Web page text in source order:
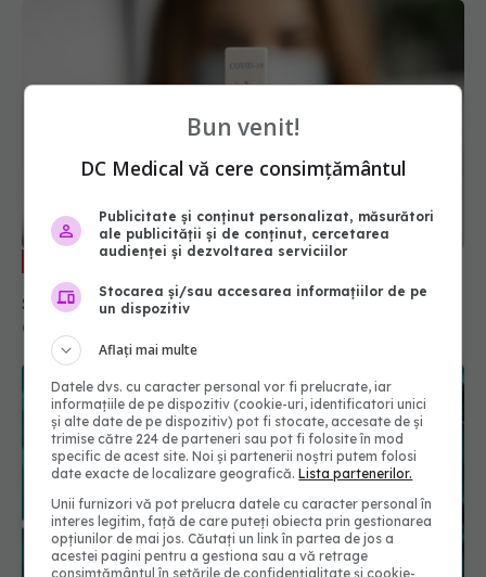
EXCLUSIV Ce să faci după un test pozitiv COVID-
19. Cât timp mai trebuie să te izolezi. Prof. dr.
Simin Aysel Florescu explică
08 ian 2025, 09:55
Bun venit!
DC Medical vă cere consimțământul
Publicitate și conținut personalizat, măsurători
ale publicității și de conținut, cercetarea
audienței și dezvoltarea serviciilor
Stocarea și/sau accesarea informațiilor de pe
un dispozitiv
Aflați mai multe
Datele dvs. cu caracter personal vor fi prelucrate, iar
informațiile de pe dispozitiv (cookie-uri, identificatori unici
și alte date de pe dispozitiv) pot fi stocate, accesate de și
trimise către 224 de parteneri sau pot fi folosite în mod
specific de acest site. Noi și partenerii noștri putem folosi
date exacte de localizare geografică.Lista partenerilor.
Unii furnizori vă pot prelucra datele cu caracter personal în
interes legitim, față de care puteți obiecta prin gestionarea
opțiunilor de mai jos. Căutați un link în partea de jos a
acestei pagini pentru a gestiona sau a vă retrage
consimțământul în setările de confidențialitate și cookie-